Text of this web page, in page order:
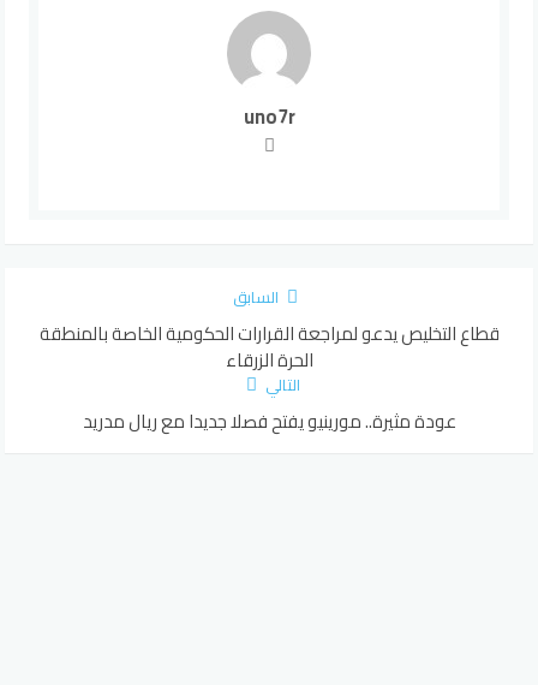
uno7r
السابق
قطاع التخليص يدعو لمراجعة القرارات الحكومية الخاصة بالمنطقة
الحرة الزرقاء
التالي
عودة مثيرة.. مورينيو يفتح فصلا جديدا مع ريال مدريد